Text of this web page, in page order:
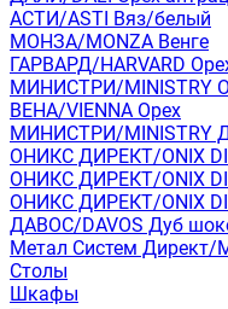
АСТИ/ASTI Вяз/белый
МОНЗА/MONZA Венге
ГАРВАРД/HARVARD
МИНИСТРИ/MINISTRY
ВЕНА/VIENNA Орех
МИНИСТРИ/MINISTRY
ОНИКС ДИРЕКТ/ONIX
ОНИКС ДИРЕКТ/ONIX
ОНИКС ДИРЕКТ/ONIX
ДАВОС/DAVOS Дуб
Метал Систем Директ/
Столы
Шкафы